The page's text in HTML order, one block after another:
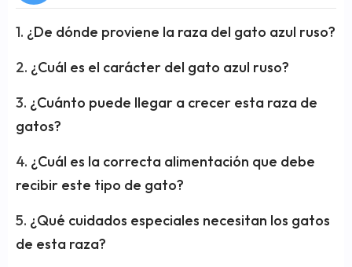
¿De dónde proviene la raza del gato azul ruso?
¿Cuál es el carácter del gato azul ruso?
¿Cuánto puede llegar a crecer esta raza de
gatos?
¿Cuál es la correcta alimentación que debe
recibir este tipo de gato?
¿Qué cuidados especiales necesitan los gatos
de esta raza?